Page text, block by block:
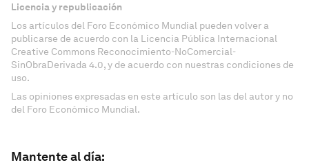
Licencia y republicación
Los artículos del Foro Económico Mundial pueden volver a
publicarse de acuerdo con la Licencia Pública Internacional
Creative Commons Reconocimiento-NoComercial-
SinObraDerivada 4.0, y de acuerdo con nuestras condiciones de
uso.
Las opiniones expresadas en este artículo son las del autor y no
del Foro Económico Mundial.
Mantente al día: